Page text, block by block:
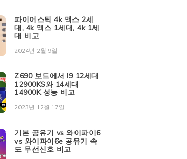
파이어스틱 4k 맥스 2세
대, 4k 맥스 1세대, 4k 1세
대 비교
2024년 2월 9일
Z690 보드에서 I9 12세대
12900KS와 14세대
14900K 성능 비교
2023년 12월 17일
기본 공유기 vs 와이파이6
vs 와이파이6e 공유기 속
도 무선신호 비교